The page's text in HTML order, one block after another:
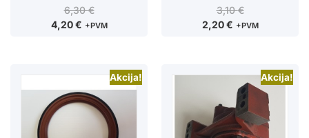
6,30€
4,20€ +PVM
3,10€
2,20€ +PVM
Akcija! Akcija!